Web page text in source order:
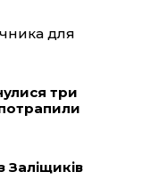
для
три
потрапили
Заліщиків